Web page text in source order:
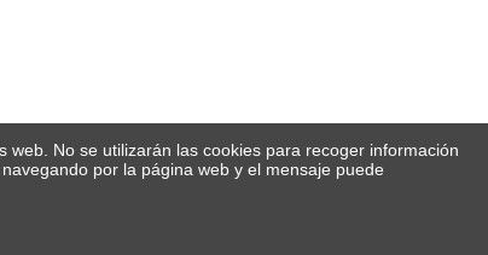
No se utilizarán las cookies para recoger información
por la página web y el mensaje puede